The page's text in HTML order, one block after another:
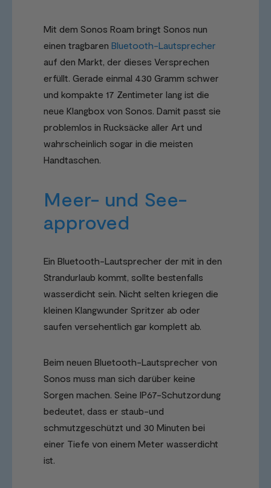
Mit dem Sonos Roam bringt Sonos nun
einen tragbaren Bluetooth-Lautsprecher
auf den Markt, der dieses Versprechen
erfüllt. Gerade einmal 430 Gramm schwer
und kompakte 17 Zentimeter lang ist die
neue Klangbox von Sonos. Damit passt sie
problemlos in Rucksäcke aller Art und
wahrscheinlich sogar in die meisten
Handtaschen.
Meer- und See-
approved
Ein Bluetooth-Lautsprecher der mit in den
Strandurlaub kommt, sollte bestenfalls
wasserdicht sein. Nicht selten kriegen die
kleinen Klangwunder Spritzer ab oder
saufen versehentlich gar komplett ab.
Beim neuen Bluetooth-Lautsprecher von
Sonos muss man sich darüber keine
Sorgen machen. Seine IP67-Schutzordung
bedeutet, dass er staub-und
schmutzgeschützt und 30 Minuten bei
einer Tiefe von einem Meter wasserdicht
ist.